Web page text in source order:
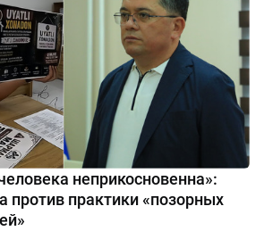
неприкосновенна»:
практики «позорных